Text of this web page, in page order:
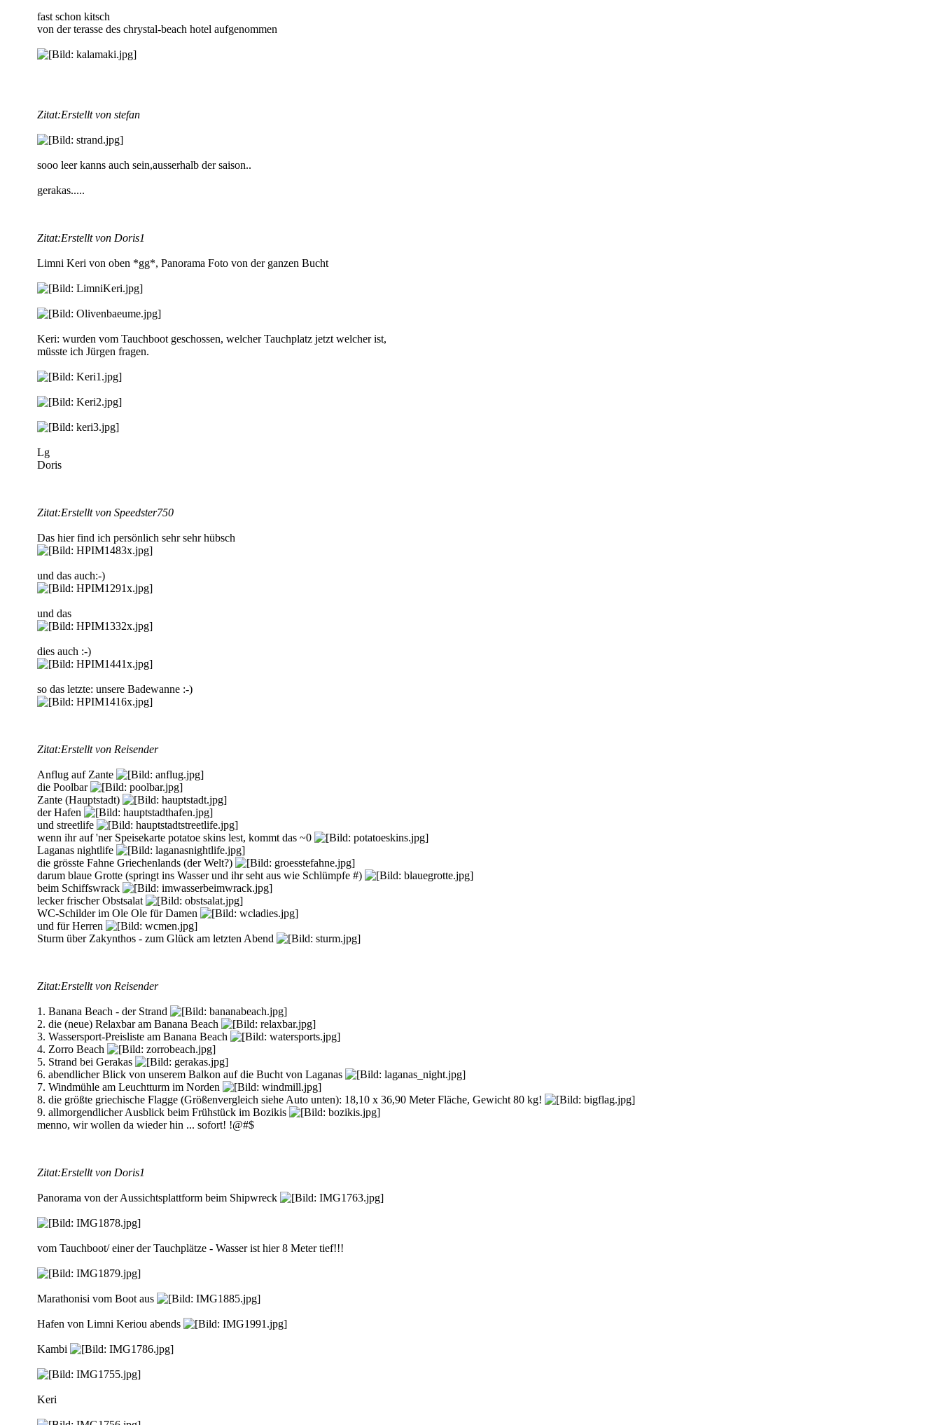
fast schon kitsch
von der terasse des chrystal-beach hotel aufgenommen
Zitat:Erstellt von stefan
sooo leer kanns auch sein,ausserhalb der saison..
gerakas.....
Zitat:Erstellt von Doris1
Limni Keri von oben *gg*, Panorama Foto von der ganzen Bucht
Keri: wurden vom Tauchboot geschossen, welcher Tauchplatz jetzt welcher ist,
müsste ich Jürgen fragen.
Lg
Doris
Zitat:Erstellt von Speedster750
Das hier find ich persönlich sehr sehr hübsch
und das auch:-)
und das
dies auch :-)
so das letzte: unsere Badewanne :-)
Zitat:Erstellt von Reisender
Anflug auf Zante
die Poolbar
Zante (Hauptstadt)
der Hafen
und streetlife
wenn ihr auf 'ner Speisekarte potatoe skins lest, kommt das ~0
Laganas nightlife
die grösste Fahne Griechenlands (der Welt?)
darum blaue Grotte (springt ins Wasser und ihr seht aus wie Schlümpfe #)
beim Schiffswrack
lecker frischer Obstsalat
WC-Schilder im Ole Ole für Damen
und für Herren
Sturm über Zakynthos - zum Glück am letzten Abend
Zitat:Erstellt von Reisender
1. Banana Beach - der Strand
2. die (neue) Relaxbar am Banana Beach
3. Wassersport-Preisliste am Banana Beach
4. Zorro Beach
5. Strand bei Gerakas
6. abendlicher Blick von unserem Balkon auf die Bucht von Laganas
7. Windmühle am Leuchtturm im Norden
8. die größte griechische Flagge (Größenvergleich siehe Auto unten): 18,10 x 36,90 Meter Fläche, Gewicht 80 kg!
9. allmorgendlicher Ausblick beim Frühstück im Bozikis
menno, wir wollen da wieder hin ... sofort! !@#$
Zitat:Erstellt von Doris1
Panorama von der Aussichtsplattform beim Shipwreck
vom Tauchboot/ einer der Tauchplätze - Wasser ist hier 8 Meter tief!!!
Marathonisi vom Boot aus
Hafen von Limni Keriou abends
Kambi
Keri